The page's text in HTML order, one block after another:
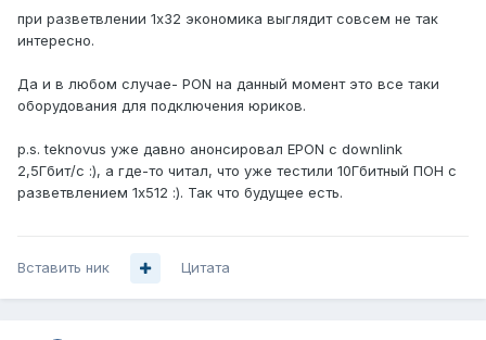
при разветвлении 1х32 экономика выглядит совсем не так
интересно.
Да и в любом случае- PON на данный момент это все таки
оборудования для подключения юриков.
p.s. teknovus уже давно анонсировал EPON c downlink
2,5Гбит/c :), а где-то читал, что уже тестили 10Гбитный ПОН с
разветвлением 1x512 :). Так что будущее есть.
Вставить ник Цитата